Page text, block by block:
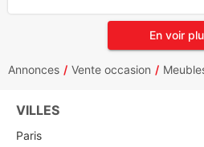
En voir
Annonces Vente occasion
VILLES
Paris